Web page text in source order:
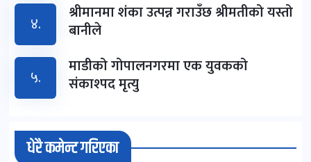
४.
श्रीमानमा शंका उत्पन्न गराउँछ श्रीमतीको यस्तो
बानीले
५.
माडीको गोपालनगरमा एक युवकको
संकाश्पद मृत्यु
धेरै कमेन्ट गरिएका